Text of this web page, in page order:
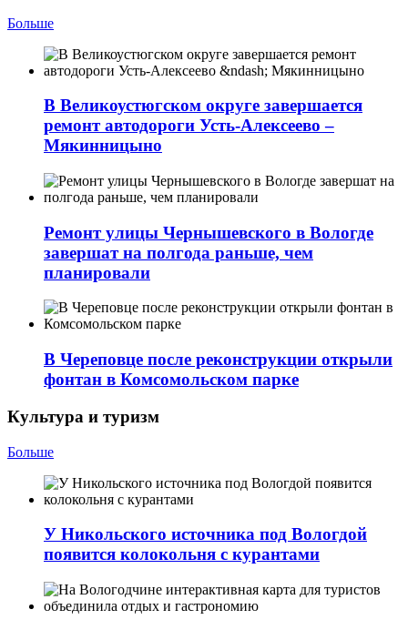
Больше
В Великоустюгском округе завершается
ремонт автодороги Усть-Алексеево –
Мякинницыно
Ремонт улицы Чернышевского в Вологде
завершат на полгода раньше, чем
планировали
В Череповце после реконструкции открыли
фонтан в Комсомольском парке
Культура и туризм
Больше
У Никольского источника под Вологдой
появится колокольня с курантами